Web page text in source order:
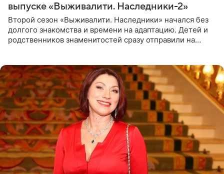
выпуске «Выживалити. Наследники-2»
Второй сезон «Выживалити. Наследники» начался без
долгого знакомства и времени на адаптацию. Детей и
родственников знаменитостей сразу отправили на